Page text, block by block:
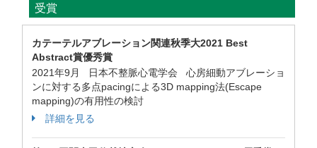
受賞
カテーテルアブレーション関連秋季大2021 Best
Abstract賞優秀賞
2021年9月 日本不整脈心電学会 心房細動アブレーショ
ンに対する多点pacingによる3D mapping法(Escape
mapping)の有用性の検討
詳細を見る